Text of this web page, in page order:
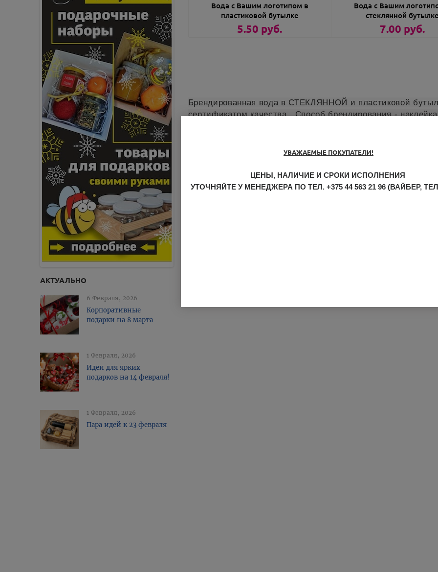
АКТУАЛЬНО
6 Февраля, 2026
Корпоративные
подарки на 8 марта
1 Февраля, 2026
Идеи для ярких
подарков на 14 февраля!
1 Февраля, 2026
Пара идей к 23 февраля
Вода с Вашим логотипом в
пластиковой бутылке
5.50 руб.
В КОРЗИНУ
Вода с Вашим
стеклянной бутылке
7.00 руб.
В КОРЗИНУ
Брендированная вода в СТЕКЛЯННОЙ и пластиковой
сертификатом качества. Способ брендирования -
логотипа, а также с сохранением информации о
УВАЖАЕМЫЕ ПОКУПАТЕЛИ!
ЦЕНЫ, НАЛИЧИЕ И СРОКИ ИСПОЛНЕНИЯ
УТОЧНЯЙТЕ У МЕНЕДЖЕРА ПО ТЕЛ. +375 44 563 21 96 (ВАЙБЕР,